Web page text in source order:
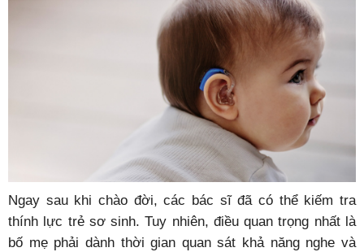
Ngay sau khi chào đời, các bác sĩ đã có thể kiếm tra
thính lực trẻ sơ sinh. Tuy nhiên, điều quan trọng nhất là
bố mẹ phải dành thời gian quan sát khả năng nghe và